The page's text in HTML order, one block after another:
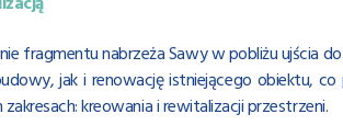
fragmentu nabrzeża Sawy w pobliżu ujścia
jak i renowację istniejącego obiektu,
kreowania i rewitalizacji przestrzeni.